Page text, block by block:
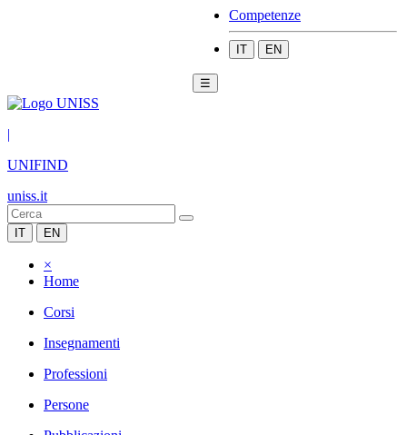
Competenze
IT EN
☰
|
UNIFIND
uniss.it
IT EN
×
Home
Corsi
Insegnamenti
Professioni
Persone